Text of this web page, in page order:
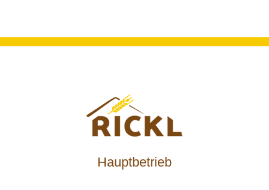
Hauptbetrieb